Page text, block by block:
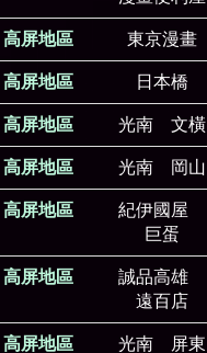
高屏地區 東京漫畫
高屏地區 日本橋
高屏地區 光南 文橫
高屏地區 光南 岡山
高屏地區
紀伊國屋
巨蛋
高屏地區
誠品高雄
遠百店
高屏地區 光南 屏東